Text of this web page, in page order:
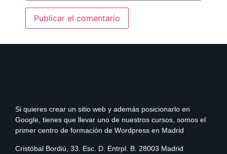
Si quieres crear un sitio web y además posicionarlo en
Google, tienes que llevar uno de nuestros cursos, somos el
primer centro de formación de Wordpress en Madrid
Cristóbal Bordiú, 33. Esc. D. Entrpl. B. 28003 Madrid